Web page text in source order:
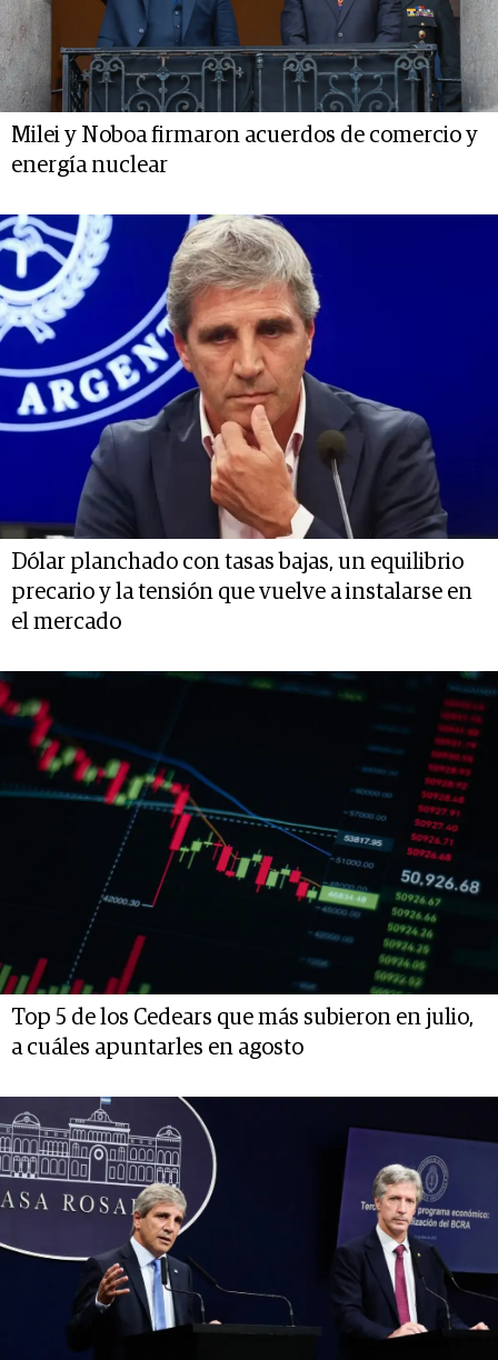
Milei y Noboa firmaron acuerdos de comercio y
energía nuclear
Dólar planchado con tasas bajas, un equilibrio
precario y la tensión que vuelve a instalarse en
el mercado
Top 5 de los Cedears que más subieron en julio,
a cuáles apuntarles en agosto